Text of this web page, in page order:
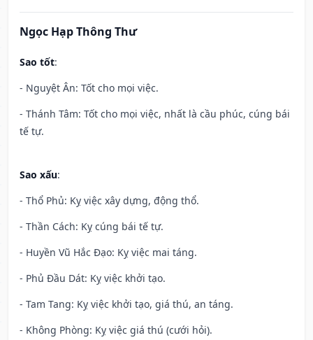
Ngọc Hạp Thông Thư
Sao tốt:
- Nguyệt Ân: Tốt cho mọi việc.
- Thánh Tâm: Tốt cho mọi việc, nhất là cầu phúc, cúng bái
tế tự.
Sao xấu:
- Thổ Phủ: Kỵ việc xây dựng, động thổ.
- Thần Cách: Kỵ cúng bái tế tự.
- Huyền Vũ Hắc Đạo: Kỵ việc mai táng.
- Phủ Đầu Dát: Kỵ việc khởi tạo.
- Tam Tang: Kỵ việc khởi tạo, giá thú, an táng.
- Không Phòng: Kỵ việc giá thú (cưới hỏi).